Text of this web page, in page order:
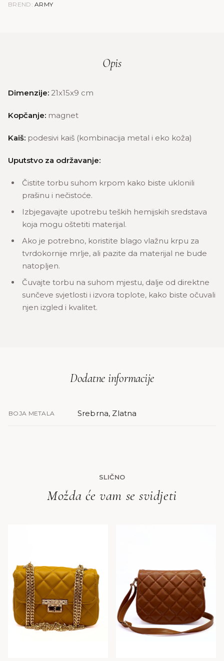
BREND: ARMY
Opis
Dimenzije: 21x15x9 cm
Kopčanje: magnet
Kaiš: podesivi kaiš (kombinacija metal i eko koža)
Uputstvo za održavanje:
Čistite torbu suhom krpom kako biste uklonili
prašinu i nečistoće.
Izbjegavajte upotrebu teških hemijskih sredstava
koja mogu oštetiti materijal.
Ako je potrebno, koristite blago vlažnu krpu za
tvrdokornije mrlje, ali pazite da materijal ne bude
natopljen.
Čuvajte torbu na suhom mjestu, dalje od direktne
sunčeve svjetlosti i izvora toplote, kako biste očuvali
njen izgled i kvalitet.
Dodatne informacije
BOJA METALA Srebrna, Zlatna
SLIČNO
Možda će vam se svidjeti